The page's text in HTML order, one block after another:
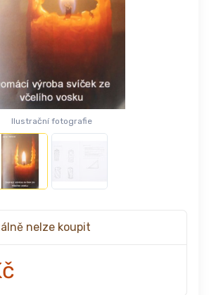
Ilustrační fotografie
nelze koupit